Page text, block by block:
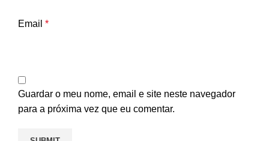
Email *
Guardar o meu nome, email e site neste navegador
para a próxima vez que eu comentar.